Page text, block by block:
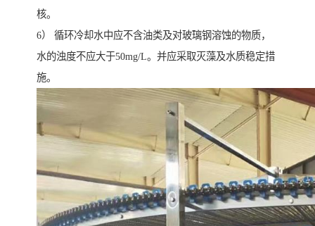
核。
6） 循环冷却水中应不含油类及对玻璃钢溶蚀的物质，
水的浊度不应大于50mg/L。并应采取灭藻及水质稳定措
施。